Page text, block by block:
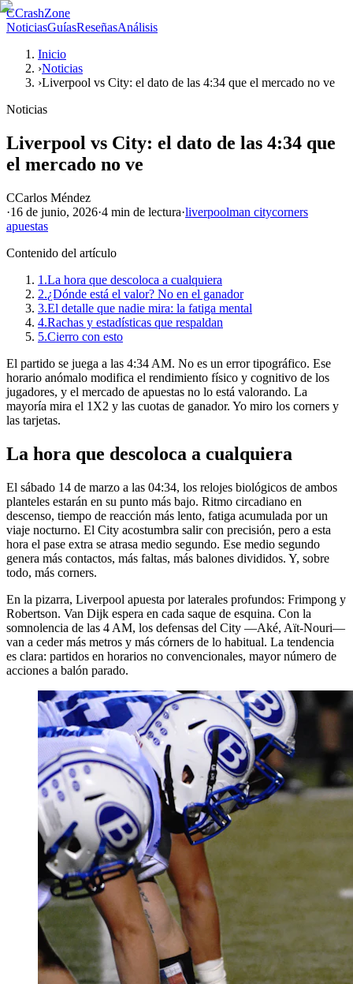
CCrashZone
NoticiasGuíasReseñasAnálisis
Inicio
›Noticias
›Liverpool vs City: el dato de las 4:34 que el mercado no ve
Noticias
Liverpool vs City: el dato de las 4:34 que
el mercado no ve
CCarlos Méndez
·16 de junio, 2026·4 min de lectura·liverpoolman citycorners
apuestas
Contenido del artículo
1.La hora que descoloca a cualquiera
2.¿Dónde está el valor? No en el ganador
3.El detalle que nadie mira: la fatiga mental
4.Rachas y estadísticas que respaldan
5.Cierro con esto
El partido se juega a las 4:34 AM. No es un error tipográfico. Ese
horario anómalo modifica el rendimiento físico y cognitivo de los
jugadores, y el mercado de apuestas no lo está valorando. La
mayoría mira el 1X2 y las cuotas de ganador. Yo miro los corners y
las tarjetas.
La hora que descoloca a cualquiera
El sábado 14 de marzo a las 04:34, los relojes biológicos de ambos
planteles estarán en su punto más bajo. Ritmo circadiano en
descenso, tiempo de reacción más lento, fatiga acumulada por un
viaje nocturno. El City acostumbra salir con precisión, pero a esta
hora el pase extra se atrasa medio segundo. Ese medio segundo
genera más contactos, más faltas, más balones divididos. Y, sobre
todo, más corners.
En la pizarra, Liverpool apuesta por laterales profundos: Frimpong y
Robertson. Van Dijk espera en cada saque de esquina. Con la
somnolencia de las 4 AM, los defensas del City —Aké, Aït-Nouri—
van a ceder más metros y más córners de lo habitual. La tendencia
es clara: partidos en horarios no convencionales, mayor número de
acciones a balón parado.